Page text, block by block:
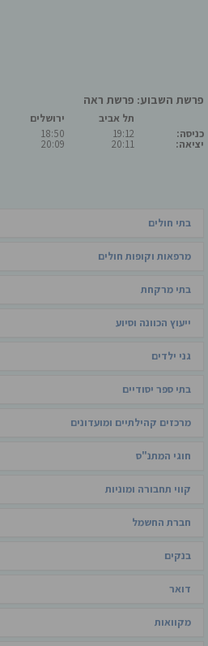
פרשת השבוע: פרשת ראה
כניסה:
יציאה:
תל אביב
19:12
20:11
ירושלים
18:50
20:09
בתי חולים
מרפאות וקופות חולים
בתי מרקחת
ייעוץ הכוונה וסיוע
גני ילדים
בתי ספר יסודיים
מרכזים קהילתיים ומועדונים
חוגי המתנ"ס
קווי תחבורה ומוניות
חברת החשמל
בנקים
דואר
מקוואות